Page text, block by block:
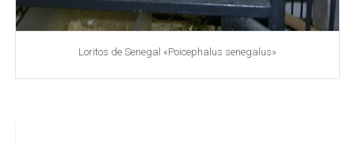
Loritos de Senegal «Poicephalus senegalus»